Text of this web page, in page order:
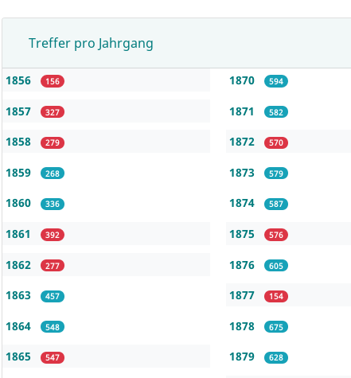
Treffer pro Jahrgang
1856 156
1857 327
1858 279
1859 268
1860 336
1861 392
1862 277
1863 457
1864 548
1865 547
1870 594
1871 582
1872 570
1873 579
1874 587
1875 576
1876 605
1877 154
1878 675
1879 628